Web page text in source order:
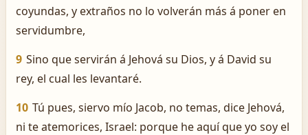
coyundas, y extraños no lo volverán más á poner en
servidumbre,
9 Sino que servirán á Jehová su Dios, y á David su
rey, el cual les levantaré.
10 Tú pues, siervo mío Jacob, no temas, dice Jehová,
ni te atemorices, Israel: porque he aquí que yo soy el